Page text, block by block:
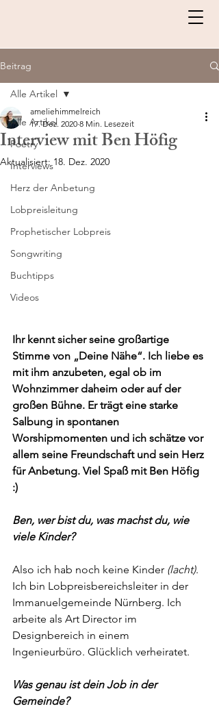
Beitrag
Alle Artikel
Poetry
Interviews
Herz der Anbetung
Lobpreisleitung
Prophetischer Lobpreis
Songwriting
Buchtipps
Videos
Alle Artikel
Interview mit Ben Höfig
ameliehimmelreich
17. Dez. 2020 8 Min. Lesezeit
Aktualisiert: 18. Dez. 2020
Ihr kennt sicher seine großartige
Stimme von „Deine Nähe“. Ich liebe es
mit ihm anzubeten, egal ob im
Wohnzimmer daheim oder auf der
großen Bühne. Er trägt eine starke
Salbung in spontanen
Worshipmomenten und ich schätze vor
allem seine Freundschaft und sein Herz
für Anbetung. Viel Spaß mit Ben Höfig
:)
Ben, wer bist du, was machst du, wie
viele Kinder?
Also ich hab noch keine Kinder (lacht).
Ich bin Lobpreisbereichsleiter in der
Immanuelgemeinde Nürnberg. Ich
arbeite als Art Director im
Designbereich in einem
Ingenieurbüro. Glücklich verheiratet.
Was genau ist dein Job in der
Gemeinde?